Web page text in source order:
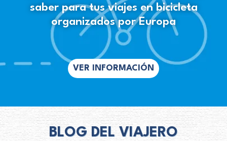
saber para tus viajes en bicicleta
organizados por Europa
VER INFORMACIÓN
BLOG DEL VIAJERO